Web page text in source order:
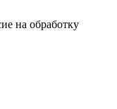
на обработку